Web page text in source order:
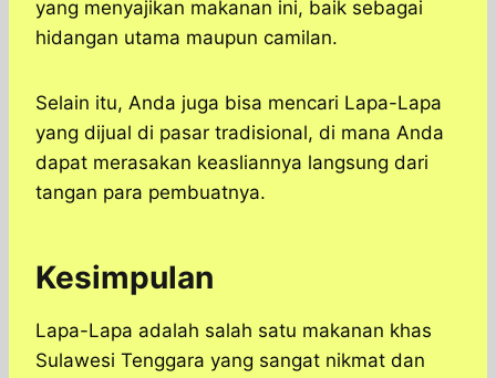
yang menyajikan makanan ini, baik sebagai
hidangan utama maupun camilan.
Selain itu, Anda juga bisa mencari Lapa-Lapa
yang dijual di pasar tradisional, di mana Anda
dapat merasakan keasliannya langsung dari
tangan para pembuatnya.
Kesimpulan
Lapa-Lapa adalah salah satu makanan khas
Sulawesi Tenggara yang sangat nikmat dan